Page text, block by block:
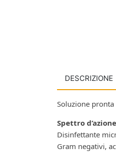
DESCRIZIONE
Soluzione
Spettro d’azione
Disinfettante
Gram negativi,